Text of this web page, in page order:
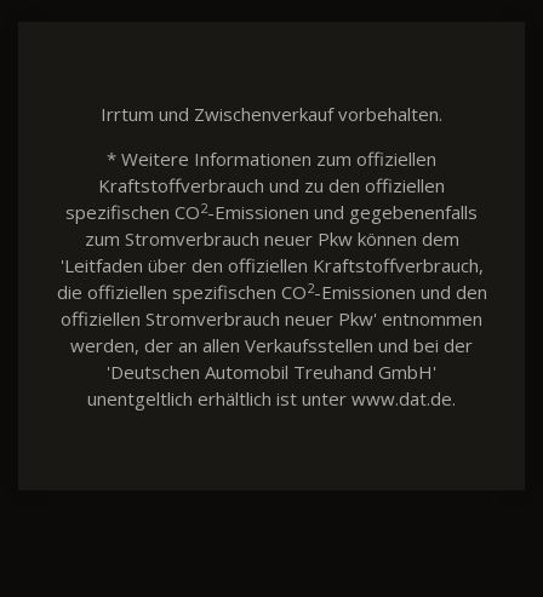
Irrtum und Zwischenverkauf vorbehalten.
* Weitere Informationen zum offiziellen
Kraftstoffverbrauch und zu den offiziellen
spezifischen CO2-Emissionen und gegebenenfalls
zum Stromverbrauch neuer Pkw können dem
'Leitfaden über den offiziellen Kraftstoffverbrauch,
die offiziellen spezifischen CO2-Emissionen und den
offiziellen Stromverbrauch neuer Pkw' entnommen
werden, der an allen Verkaufsstellen und bei der
'Deutschen Automobil Treuhand GmbH'
unentgeltlich erhältlich ist unter www.dat.de.